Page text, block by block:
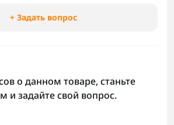
+ Задать вопрос
о данном товаре, станьте
и задайте свой вопрос.